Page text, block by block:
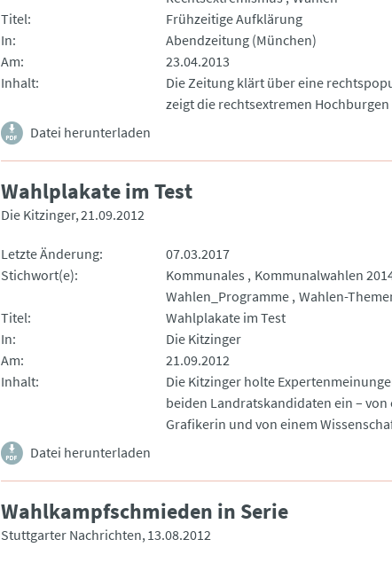
Titel
Frühzeitige Aufklärung
In
Abendzeitung (München)
Am
23.04.2013
Inhalt
Die Zeitung klärt über eine
zeigt die rechtsextremen
Datei herunterladen
Wahlplakate im Test
Die Kitzinger 21.09.2012
Letzte Änderung
07.03.2017
Stichwort(e)
Kommunales Kommunalwahlen
Wahlen_Programme Wahlen-
Titel
Wahlplakate im Test
In
Die Kitzinger
Am
21.09.2012
Inhalt
Die Kitzinger holte
beiden Landratskandidaten ein –
Grafikerin und von einem
Datei herunterladen
Wahlkampfschmieden in Serie
Stuttgarter Nachrichten 13.08.2012